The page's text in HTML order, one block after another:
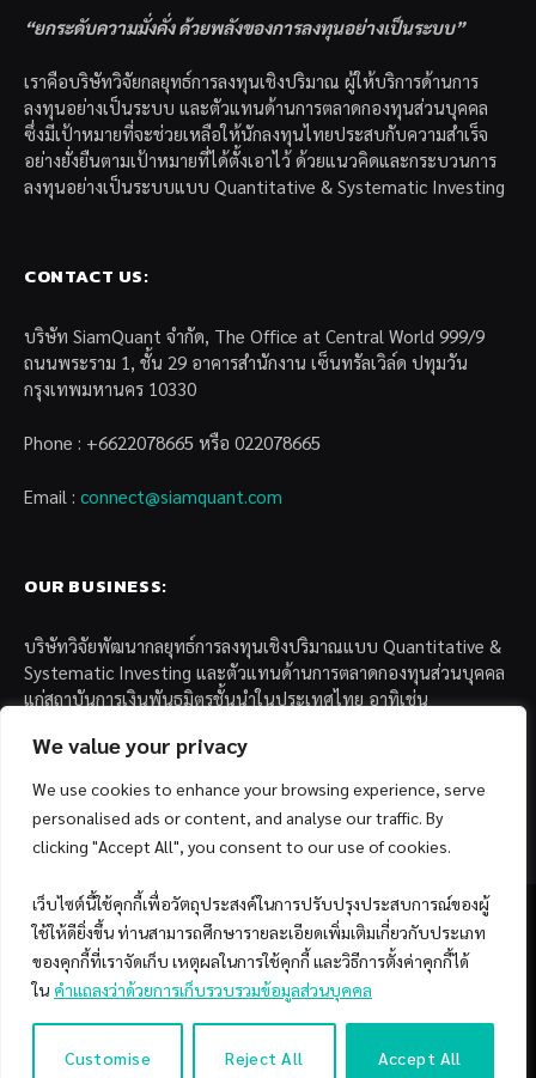
We value your privacy
We use cookies to enhance your browsing experience, serve
personalised ads or content, and analyse our traffic. By
clicking "Accept All", you consent to our use of cookies.
เว็บไซต์นี้ใช้คุกกี้เพื่อวัตถุประสงค์ในการปรับปรุงประสบการณ์ของผู้
ใช้ให้ดียิ่งขึ้น ท่านสามารถศึกษารายละเอียดเพิ่มเติมเกี่ยวกับประเภท
ของคุกกี้ที่เราจัดเก็บ เหตุผลในการใช้คุกกี้ และวิธีการตั้งค่าคุกกี้ได้
ใน คำแถลงว่าด้วยการเก็บรวบรวมข้อมูลส่วนบุคคล
Customise Reject All Accept All
“ยกระดับความมั่งคั่ง ด้วยพลังของการลงทุนอย่างเป็นระบบ”
เราคือบริษัทวิจัยกลยุทธ์การลงทุนเชิงปริมาณ ผู้ให้บริการด้านการ
ลงทุนอย่างเป็นระบบ และตัวแทนด้านการตลาดกองทุนส่วนบุคคล
ซึ่งมีเป้าหมายที่จะช่วยเหลือให้นักลงทุนไทยประสบกับความสำเร็จ
อย่างยั่งยืนตามเป้าหมายที่ได้ตั้งเอาไว้ ด้วยแนวคิดและกระบวนการ
ลงทุนอย่างเป็นระบบแบบ Quantitative & Systematic Investing
CONTACT US:
บริษัท SiamQuant จำกัด, The Office at Central World 999/9
ถนนพระราม 1, ชั้น 29 อาคารสำนักงาน เซ็นทรัลเวิล์ด ปทุมวัน
กรุงเทพมหานคร 10330
Phone : +6622078665 หรือ 022078665
Email : connect@siamquant.com
OUR BUSINESS:
บริษัทวิจัยพัฒนากลยุทธ์การลงทุนเชิงปริมาณแบบ Quantitative &
Systematic Investing และตัวแทนด้านการตลาดกองทุนส่วนบุคคล
แก่สถาบันการเงินพันธมิตรชั้นนำในประเทศไทย อาทิเช่น
– บล. กรุงไทย เอ็กซ์สปริง จำกัด
– บล. ฟิลลิป (ประเทศไทย) จำกัด (มหาชน)
Facebook YouTube